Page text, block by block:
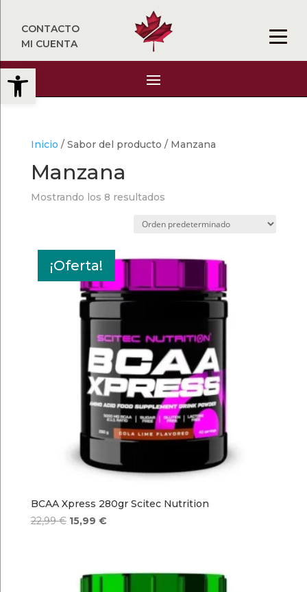
Abrir barra de herramientas
CONTACTO
MI CUENTA
Inicio / Sabor del producto / Manzana
Manzana
Mostrando los 8 resultados
¡Oferta!
BCAA Xpress 280gr Scitec Nutrition
22,99€ El
22,99 €.
15,99 €El